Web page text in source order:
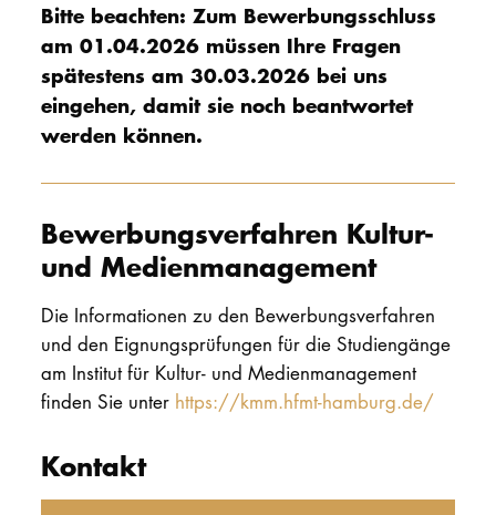
Bitte beachten: Zum Bewerbungsschluss
am 01.04.2026 müssen Ihre Fragen
spätestens am 30.03.2026 bei uns
eingehen, damit sie noch beantwortet
werden können.
Bewerbungsverfahren Kultur-
und Medienmanagement
Die Informationen zu den Bewerbungsverfahren
und den Eignungsprüfungen für die Studiengänge
am Institut für Kultur- und Medienmanagement
finden Sie unter https://kmm.hfmt-hamburg.de/
Kontakt